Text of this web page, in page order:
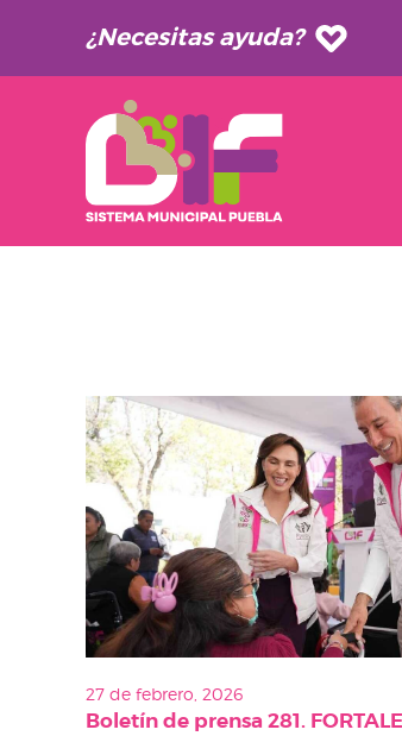
¿Necesitas ayuda?
27 de febrero, 2026
Boletín de prensa 281.